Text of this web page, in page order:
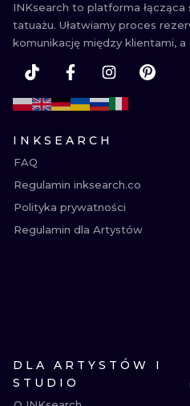
INKsearch to platforma
tatuażu. Ułatwiamy proces
komunikację między klientami, a
INKSEARCH
FAQ
Regulamin inksearch.co
Polityka prywatności
Regulamin dla Artystów
DLA ARTYSTÓW I
STUDIO